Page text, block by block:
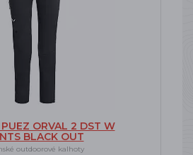
ORVAL 2 DST W
BLACK OUT
outdoorové kalhoty